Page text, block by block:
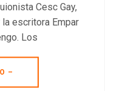
Cesc Gay,
escritora Empar
Los
–